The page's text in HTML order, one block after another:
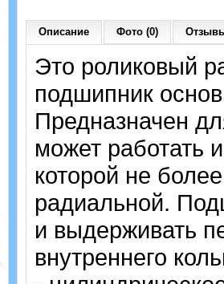
Описание Фото (0)
Это роликовый
подшипник
Предназначен
может работать
которой не
радиальной.
и выдерживать
внутреннего